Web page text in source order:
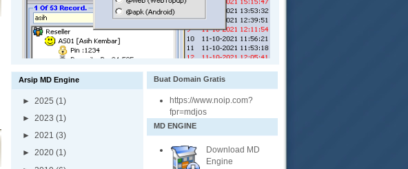
Arsip MD Engine
► 2025 (1)
► 2023 (1)
► 2021 (3)
► 2020 (1)
Buat Domain Gratis
https://www.noip.com?
fpr=mdjos
MD ENGINE
Download MD
Engine